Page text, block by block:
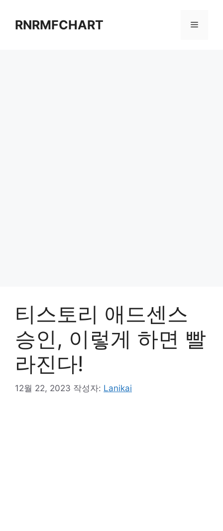
RNRMFCHART 메
티스토리 애드센스
승인, 이렇게 하면 빨
라진다!
12월 22, 2023 작성자: Lanikai